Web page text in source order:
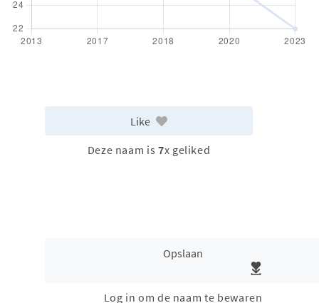
Like
Deze naam is 7x geliked
Opslaan
Log in om de naam te bewaren